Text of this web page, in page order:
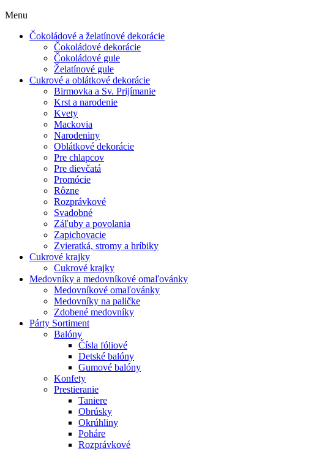
Menu
Čokoládové a želatínové dekorácie
Čokoládové dekorácie
Čokoládové gule
Želatínové gule
Cukrové a oblátkové dekorácie
Birmovka a Sv. Prijímanie
Krst a narodenie
Kvety
Mackovia
Narodeniny
Oblátkové dekorácie
Pre chlapcov
Pre dievčatá
Promócie
Rôzne
Rozprávkové
Svadobné
Záľuby a povolania
Zapichovacie
Zvieratká, stromy a hríbiky
Cukrové krajky
Cukrové krajky
Medovníky a medovníkové omaľovánky
Medovníkové omaľovánky
Medovníky na paličke
Zdobené medovníky
Párty Sortiment
Balóny
Čísla fóliové
Detské balóny
Gumové balóny
Konfety
Prestieranie
Taniere
Obrúsky
Okrúhliny
Poháre
Rozprávkové